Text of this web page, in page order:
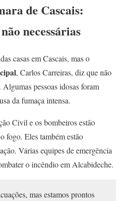
de Cascais:
necessárias
casas em Cascais, mas o
, Carlos Carreiras, diz que não
Algumas pessoas idosas foram
da fumaça intensa.
Civil e os bombeiros estão
fogo. Eles também estão
Várias equipes de emergência
o incêndio em Alcabideche.
mas estamos prontos